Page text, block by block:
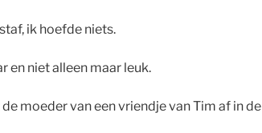
ik hoefde niets.
en niet alleen maar leuk.
moeder van een vriendje van Tim af in de